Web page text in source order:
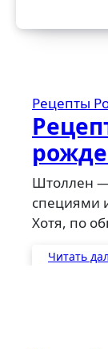
Рецепты
Штоллен — австрийский хлеб с фруктами,
специями
Хотя, по
Читать